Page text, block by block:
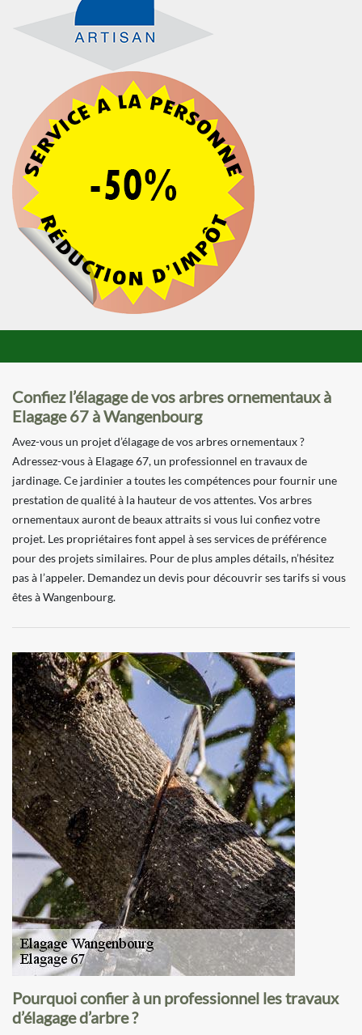
Confiez l’élagage de vos arbres ornementaux à
Elagage 67 à Wangenbourg
Avez-vous un projet d’élagage de vos arbres ornementaux ?
Adressez-vous à Elagage 67, un professionnel en travaux de
jardinage. Ce jardinier a toutes les compétences pour fournir une
prestation de qualité à la hauteur de vos attentes. Vos arbres
ornementaux auront de beaux attraits si vous lui confiez votre
projet. Les propriétaires font appel à ses services de préférence
pour des projets similaires. Pour de plus amples détails, n’hésitez
pas à l’appeler. Demandez un devis pour découvrir ses tarifs si vous
êtes à Wangenbourg.
Pourquoi confier à un professionnel les travaux
d’élagage d’arbre ?